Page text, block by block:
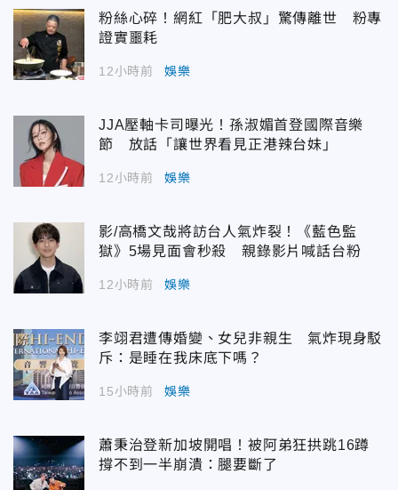
粉絲心碎！網紅「肥大叔」驚傳離世 粉專
證實噩耗
12小時前 娛樂
JJA壓軸卡司曝光！孫淑媚首登國際音樂
節 放話「讓世界看見正港辣台妹」
12小時前 娛樂
影/高橋文哉將訪台人氣炸裂！《藍色監
獄》5場見面會秒殺 親錄影片喊話台粉
12小時前 娛樂
李翊君遭傳婚變、女兒非親生 氣炸現身駁
斥：是睡在我床底下嗎？
15小時前 娛樂
蕭秉治登新加坡開唱！被阿弟狂拱跳16蹲
撐不到一半崩潰：腿要斷了